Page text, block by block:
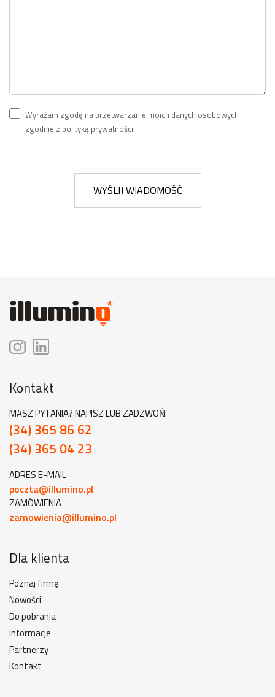
Wyrażam zgodę na przetwarzanie moich danych osobowych
zgodnie z polityką prywatności.
WYŚLIJ WIADOMOŚĆ
Kontakt
MASZ PYTANIA? NAPISZ LUB ZADZWOŃ:
(34) 365 86 62
(34) 365 04 23
ADRES E-MAIL
poczta@illumino.pl
ZAMÓWIENIA
zamowienia@illumino.pl
Dla klienta
Poznaj firmę
Nowości
Do pobrania
Informacje
Partnerzy
Kontakt